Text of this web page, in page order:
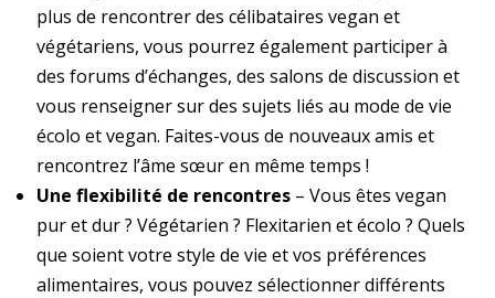
plus de rencontrer des célibataires vegan et
végétariens, vous pourrez également participer à
des forums d’échanges, des salons de discussion et
vous renseigner sur des sujets liés au mode de vie
écolo et vegan. Faites-vous de nouveaux amis et
rencontrez l’âme sœur en même temps !
Une flexibilité de rencontres – Vous êtes vegan
pur et dur ? Végétarien ? Flexitarien et écolo ? Quels
que soient votre style de vie et vos préférences
alimentaires, vous pouvez sélectionner différents